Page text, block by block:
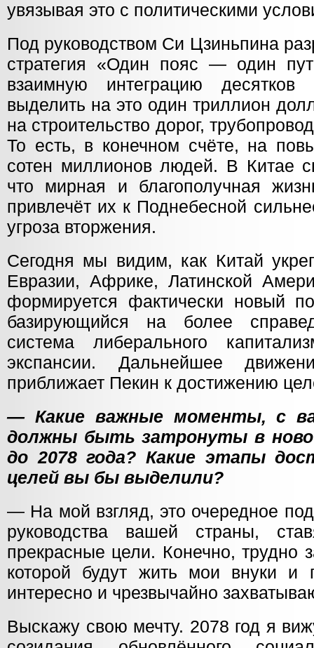
увязывая это с политическими
Под руководством Си Цзиньпина
стратегия «Один пояс — один
взаимную интеграцию
выделить на это один триллион
на строительство дорог,
То есть, в конечном счёте, на
сотен миллионов людей. В Китае
что мирная и благополучная
привлечёт их к Поднебесной
угроза вторжения.
Сегодня мы видим, как Китай
Евразии, Африке, Латинской
формируется фактически новый
базирующийся на более
система либерального
экспансии. Дальнейшее
приближает Пекин к достижению
— Какие важные моменты, с
должны быть затронуты в
до 2078 года? Какие этапы
целей вы бы выделили?
— На мой взгляд, это очередное
руководства вашей страны,
прекрасные цели. Конечно, трудно
которой будут жить мои внуки и
интересно и чрезвычайно
Выскажу свою мечту. 2078 год я